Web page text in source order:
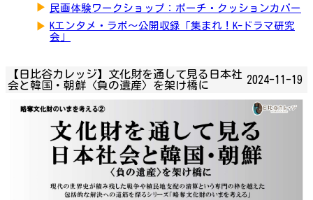
▶ 民画体験ワークショップ：ポーチ・クッションカバー
▶ Kエンタメ・ラボ～公開収録「集まれ！K-ドラマ研究
会」
【日比谷カレッジ】文化財を通して見る日本社
会と韓国・朝鮮〈負の遺産〉を架け橋に
2024-11-19